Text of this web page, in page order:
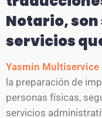
Notario, son
servicios
Yasmin Multiservice
la preparación de
personas físicas,
servicios